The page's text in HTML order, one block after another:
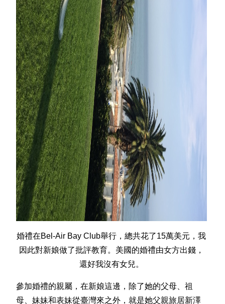
婚禮在Bel-Air Bay Club舉行，總共花了15萬美元，我
因此對新娘做了批評教育。美國的婚禮由女方出錢，
還好我沒有女兒。
參加婚禮的親屬，在新娘這邊，除了她的父母、祖
母、妹妹和表妹從臺灣來之外，就是她父親旅居新澤